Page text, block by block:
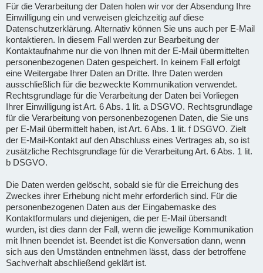
Für die Verarbeitung der Daten holen wir vor der Absendung Ihre
Einwilligung ein und verweisen gleichzeitig auf diese
Datenschutzerklärung. Alternativ können Sie uns auch per E-Mail
kontaktieren. In diesem Fall werden zur Bearbeitung der
Kontaktaufnahme nur die von Ihnen mit der E-Mail übermittelten
personenbezogenen Daten gespeichert. In keinem Fall erfolgt
eine Weitergabe Ihrer Daten an Dritte. Ihre Daten werden
ausschließlich für die bezweckte Kommunikation verwendet.
Rechtsgrundlage für die Verarbeitung der Daten bei Vorliegen
Ihrer Einwilligung ist Art. 6 Abs. 1 lit. a DSGVO. Rechtsgrundlage
für die Verarbeitung von personenbezogenen Daten, die Sie uns
per E-Mail übermittelt haben, ist Art. 6 Abs. 1 lit. f DSGVO. Zielt
der E-Mail-Kontakt auf den Abschluss eines Vertrages ab, so ist
zusätzliche Rechtsgrundlage für die Verarbeitung Art. 6 Abs. 1 lit.
b DSGVO.
Die Daten werden gelöscht, sobald sie für die Erreichung des
Zweckes ihrer Erhebung nicht mehr erforderlich sind. Für die
personenbezogenen Daten aus der Eingabemaske des
Kontaktformulars und diejenigen, die per E-Mail übersandt
wurden, ist dies dann der Fall, wenn die jeweilige Kommunikation
mit Ihnen beendet ist. Beendet ist die Konversation dann, wenn
sich aus den Umständen entnehmen lässt, dass der betroffene
Sachverhalt abschließend geklärt ist.